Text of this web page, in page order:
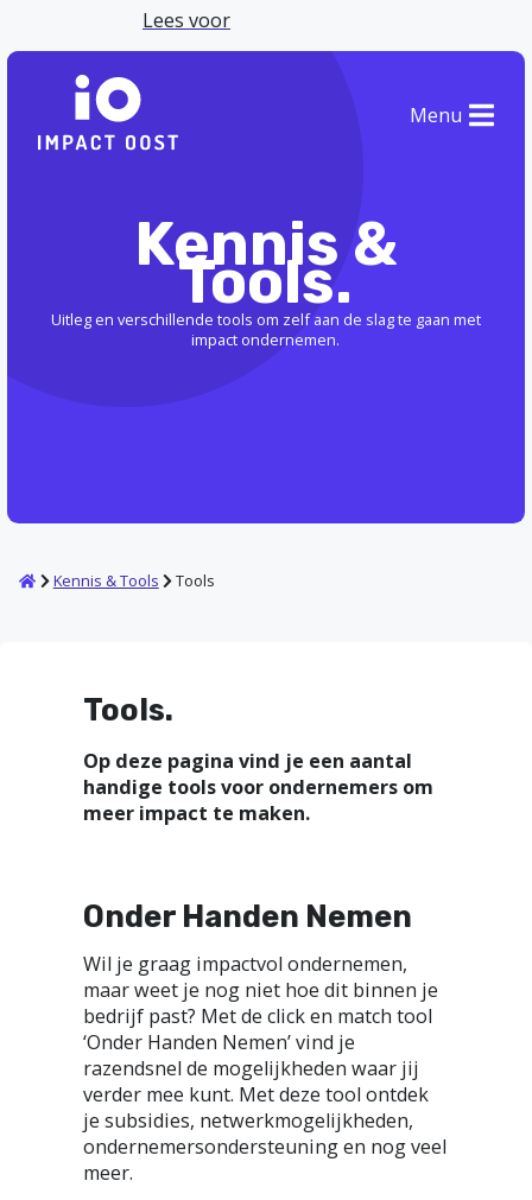
Lees voor
Menu
Kennis &
Tools.
Uitleg en verschillende tools om zelf aan de slag te gaan met
impact ondernemen.
HomeKennis & Tools Tools
Tools.
Op deze pagina vind je een aantal
handige tools voor ondernemers om
meer impact te maken.
Onder Handen Nemen
Wil je graag impactvol ondernemen,
maar weet je nog niet hoe dit binnen je
bedrijf past? Met de click en match tool
‘Onder Handen Nemen’ vind je
razendsnel de mogelijkheden waar jij
verder mee kunt. Met deze tool ontdek
je subsidies, netwerkmogelijkheden,
ondernemersondersteuning en nog veel
meer.